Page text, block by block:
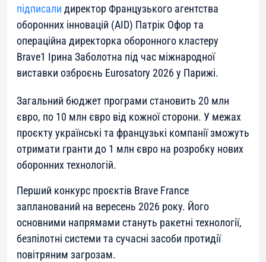
підписали директор Французького агентства
оборонних інновацій (AID) Патрік Офор та
операційна директорка оборонного кластеру
Brave1 Ірина Заболотна під час міжнародної
виставки озброєнь Eurosatory 2026 у Парижі.
Загальний бюджет програми становить 20 млн
євро, по 10 млн євро від кожної сторони. У межах
проєкту українські та французькі компанії зможуть
отримати гранти до 1 млн євро на розробку нових
оборонних технологій.
Перший конкурс проєктів Brave France
запланований на вересень 2026 року. Його
основними напрямами стануть ракетні технології,
безпілотні системи та сучасні засоби протидії
повітряним загрозам.